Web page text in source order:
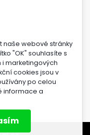
naše webové stránky
"OK" souhlasíte s
marketingových
cookies jsou v
po celou
informace a